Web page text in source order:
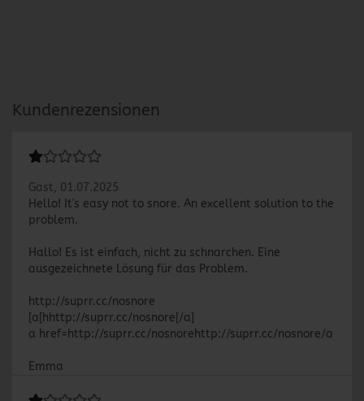
Kundenrezensionen
Gast, 01.07.2025
Hello! It's easy not to snore. An excellent solution to the
problem.
Hallo! Es ist einfach, nicht zu schnarchen. Eine
ausgezeichnete Lösung für das Problem.
http://suprr.cc/nosnore
[a[hhttp://suprr.cc/nosnore[/a]
a href=http://suprr.cc/nosnorehttp://suprr.cc/nosnore/a
Emma